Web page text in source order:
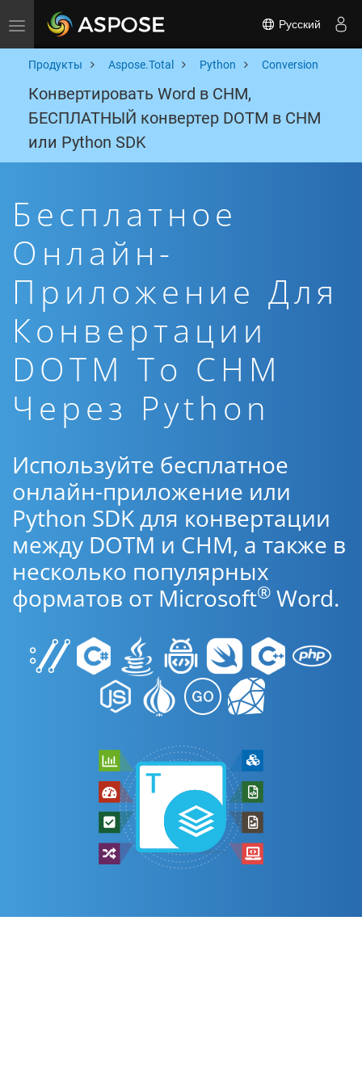
Toggle navigation Русский
Продукты Aspose.Total Python Conversion
Конвертировать Word в CHM,
БЕСПЛАТНЫЙ конвертер DOTM в CHM
или Python SDK
Бесплатное
Онлайн-
Приложение Для
Конвертации
DOTM To CHM
Через Python
Используйте бесплатное
онлайн-приложение или
Python SDK для конвертации
между DOTM и CHM, а также в
несколько популярных
форматов от Microsoft® Word.